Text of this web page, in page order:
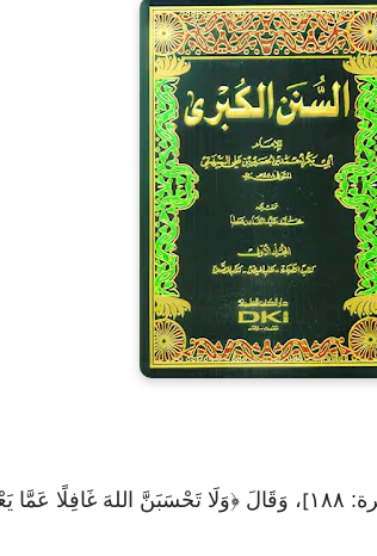
١٨٨ ] ، وَقَالَ ﴿وَلَا تَحْسَبَنَّ اللهَ غَافِلًا عَمَّا